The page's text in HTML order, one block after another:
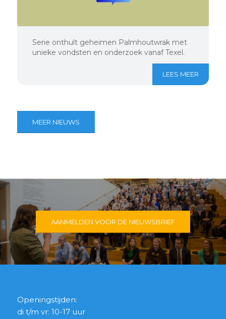
Serie onthult geheimen Palmhoutwrak met
unieke vondsten en onderzoek vanaf Texel.
LEES MEER
MEER NIEUWS
AANMELDEN VOOR DE NIEUWSBRIEF
Openingstijden:
di t/m vr: 10-17 uur